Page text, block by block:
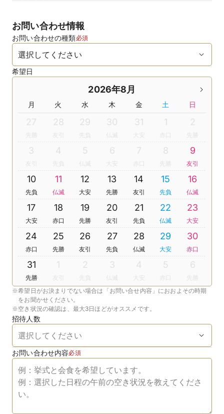
お問い合わせ情報
お問い合わせの種類必須
希望日
2026年8月
月 火 水 木 金 土 日
27 28
友引
29
先負
30
仏滅
31
大安
1 2
3
友引
4
先負
5
仏滅
6
大安
7 8 9
友引
10
先負
11
仏滅
12
大安
13
先勝
14
友引
15
先負
16
仏滅
17
大安
18
赤口
19
先勝
20
友引
21
先負
22
仏滅
23
大安
24
赤口
25
先勝
26
友引
27
先負
28
仏滅
29
大安
30
赤口
31
先勝
1
友引
2
先負
3
仏滅
4
大安
5 6
※希望日がお決まりでない場合は「お問い合せ内容」におおよその時期
をお聞かせください。
※空き状況の確認は、最大3日ほどがオススメです。
招待人数
お問い合わせ内容必須